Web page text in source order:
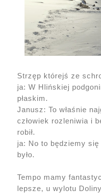
Strzęp którejś ze
ja: W Hlińskiej
płaskim.
Janusz: To właśnie
człowiek rozleniwia i
robił.
ja: No to będziemy
było.
Tempo mamy
lepsze, u wylotu